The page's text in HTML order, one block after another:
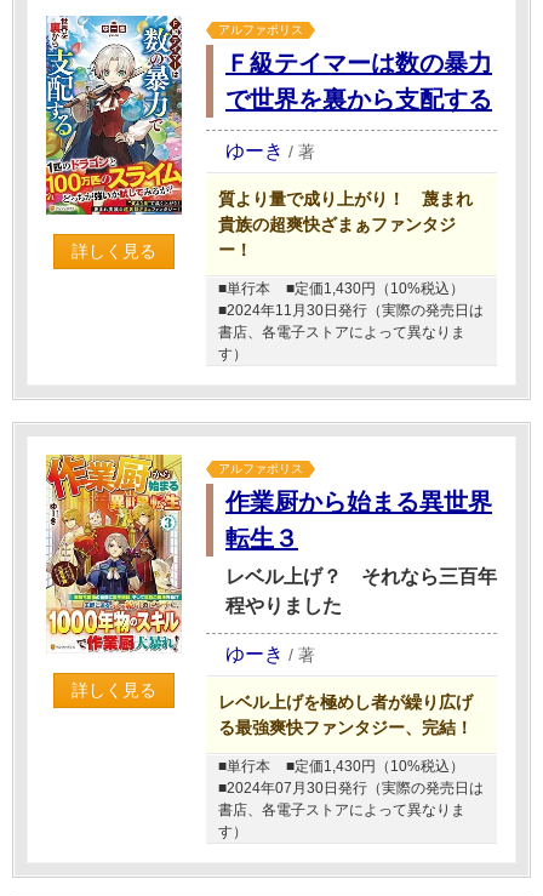
詳しく見る
アルファポリス
Ｆ級テイマーは数の暴力
で世界を裏から支配する
ゆーき / 著
質より量で成り上がり！ 蔑まれ
貴族の超爽快ざまぁファンタジ
ー！
■単行本
■定価1,430円（10%税込）
■2024年11月30日発行（実際の発売日は
書店、各電子ストアによって異なりま
す）
詳しく見る
アルファポリス
作業厨から始まる異世界
転生３
レベル上げ？ それなら三百年
程やりました
ゆーき / 著
レベル上げを極めし者が繰り広げ
る最強爽快ファンタジー、完結！
■単行本
■定価1,430円（10%税込）
■2024年07月30日発行（実際の発売日は
書店、各電子ストアによって異なりま
す）